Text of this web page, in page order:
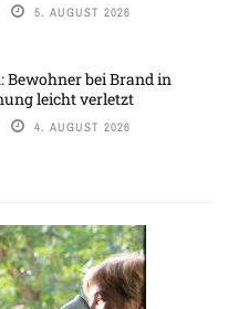
5. AUGUST 2026
Bewohner bei Brand in
leicht verletzt
4. AUGUST 2026